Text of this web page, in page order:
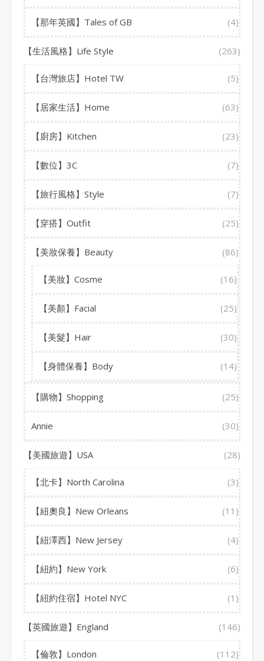
【那年英國】Tales of GB (4)
【生活風格】Life Style (263)
【台灣旅店】Hotel TW (5)
【居家生活】Home (63)
【廚房】Kitchen (23)
【數位】3C (7)
【旅行風格】Style (7)
【穿搭】Outfit (25)
【美妝保養】Beauty (86)
【美妝】Cosme (16)
【美顏】Facial (25)
【美髮】Hair (30)
【身體保養】Body (14)
【購物】Shopping (25)
Annie (30)
【美國旅遊】USA (28)
【北卡】North Carolina (3)
【紐奧良】New Orleans (11)
【紐澤西】New Jersey (4)
【紐約】New York (6)
【紐約住宿】Hotel NYC (1)
【英國旅遊】England (146)
【倫敦】London (112)